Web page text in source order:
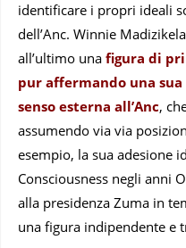
identificare i propri ideali
dell’Anc. Winnie
all’ultimo una figura di
pur affermando una
senso esterna all’Anc,
assumendo via via
esempio, la sua adesione
Consciousness negli anni
alla presidenza Zuma in
una figura indipendente e